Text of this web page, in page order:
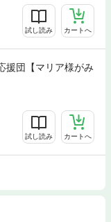
試し読み カートへ
団【マリア様がみ
試し読み カートへ